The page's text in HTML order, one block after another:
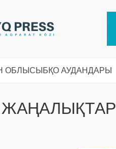
ОБЛЫСЫ БҚО АУДАНДАРЫ